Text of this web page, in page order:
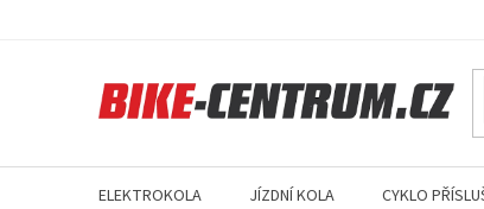
ELEKTROKOLA JÍZDNÍ KOLA CYKLO